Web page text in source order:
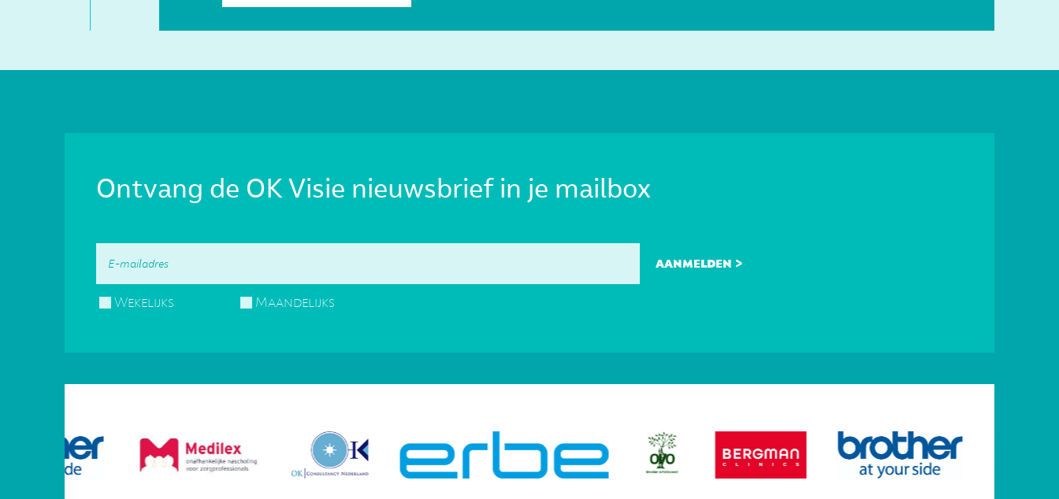
Ontvang de OK Visie nieuwsbrief in je mailbox
Wekelijks Maandelijks